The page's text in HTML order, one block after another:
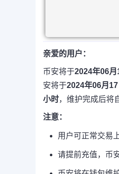
亲爱的用户：
币安将于2024年06月
安将于2024年06月17
小时，维护完成后将
注意：
用户可正常交易
请提前充值，币